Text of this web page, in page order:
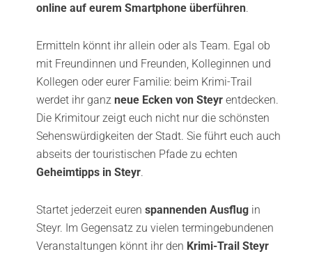
online auf eurem Smartphone überführen.
Ermitteln könnt ihr allein oder als Team. Egal ob
mit Freundinnen und Freunden, Kolleginnen und
Kollegen oder eurer Familie: beim Krimi-Trail
werdet ihr ganz neue Ecken von Steyr entdecken.
Die Krimitour zeigt euch nicht nur die schönsten
Sehenswürdigkeiten der Stadt. Sie führt euch auch
abseits der touristischen Pfade zu echten
Geheimtipps in Steyr.
Startet jederzeit euren spannenden Ausflug in
Steyr. Im Gegensatz zu vielen termingebundenen
Veranstaltungen könnt ihr den Krimi-Trail Steyr